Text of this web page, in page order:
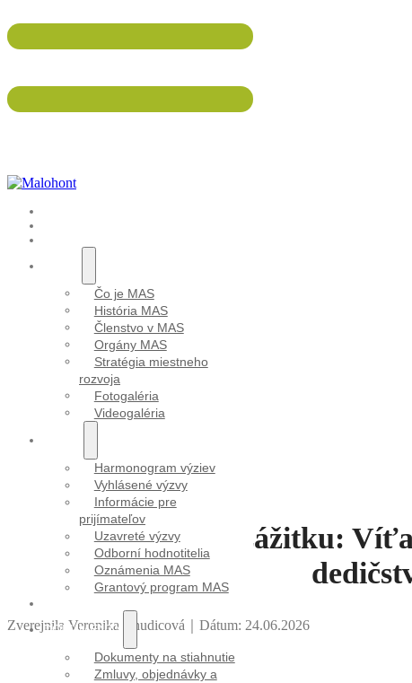
Čo je MAS
História MAS
Členstvo v MAS
Orgány MAS
Stratégia miestneho
rozvoja
Fotogaléria
Videogaléria
Harmonogram výziev
Vyhlásené výzvy
Informácie pre
prijímateľov
Uzavreté výzvy
Odborní hodnotitelia
Oznámenia MAS
Grantový program MAS
DOKUMENTY
Dokumenty na stiahnutie
Zmluvy, objednávky a
Aktuality
Od výkresu k zážitku:
Zverejnila Veronika Chudicová Dátum: 24.06.2026